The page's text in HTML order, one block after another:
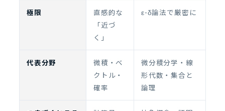
極限
直感的な
「近づ
く」
ε-δ論法で厳密に
代表分野
微積・ベ
クトル・
確率
微分積分学・線
形代数・集合と
論理